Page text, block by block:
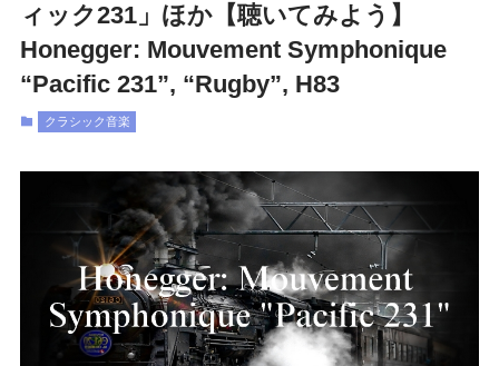
ィック231」ほか【聴いてみよう】
Honegger: Mouvement Symphonique
“Pacific 231”, “Rugby”, H83
クラシック音楽